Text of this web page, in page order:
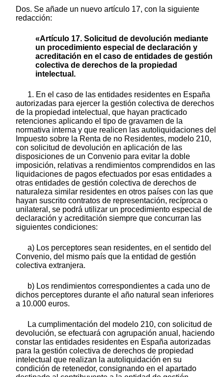
Dos. Se añade un nuevo artículo 17, con la siguiente
redacción:
«Artículo 17. Solicitud de devolución mediante
un procedimiento especial de declaración y
acreditación en el caso de entidades de gestión
colectiva de derechos de la propiedad
intelectual.
1. En el caso de las entidades residentes en España
autorizadas para ejercer la gestión colectiva de derechos
de la propiedad intelectual, que hayan practicado
retenciones aplicando el tipo de gravamen de la
normativa interna y que realicen las autoliquidaciones del
Impuesto sobre la Renta de no Residentes, modelo 210,
con solicitud de devolución en aplicación de las
disposiciones de un Convenio para evitar la doble
imposición, relativas a rendimientos comprendidos en las
liquidaciones de pagos efectuados por esas entidades a
otras entidades de gestión colectiva de derechos de
naturaleza similar residentes en otros países con las que
hayan suscrito contratos de representación, recíproca o
unilateral, se podrá utilizar un procedimiento especial de
declaración y acreditación siempre que concurran las
siguientes condiciones:
a) Los perceptores sean residentes, en el sentido del
Convenio, del mismo país que la entidad de gestión
colectiva extranjera.
b) Los rendimientos correspondientes a cada uno de
dichos perceptores durante el año natural sean inferiores
a 10.000 euros.
La cumplimentación del modelo 210, con solicitud de
devolución, se efectuará con agrupación anual, haciendo
constar las entidades residentes en España autorizadas
para la gestión colectiva de derechos de propiedad
intelectual que realizan la autoliquidación en su
condición de retenedor, consignando en el apartado